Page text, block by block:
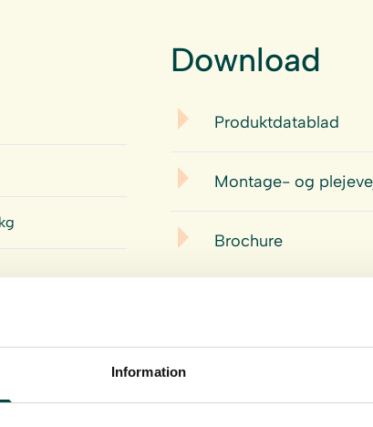
Information
Download
Produktdatablad
Montage- og
Brochure